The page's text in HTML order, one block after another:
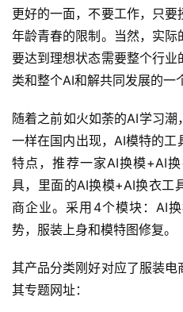
首
页
自
媒
体
G
E
更好的一面，不要工作，只
年龄青春的限制。当然，实际
要达到理想状态需要整个行
类和整个AI和解共同发展的一
随着之前如火如荼的AI学习
一样在国内出现，AI模特的
特点，推荐一家AI换模+AI
具，里面的AI换模+AI换衣工
商企业。采用4个模块：AI
势，服装上身和模特图修复。
其产品分类刚好对应了服装
其专题网址：